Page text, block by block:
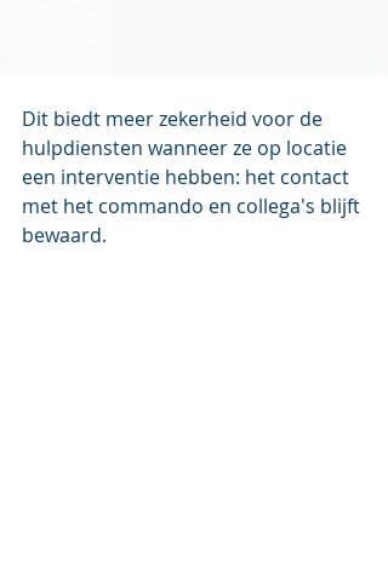
Dit biedt meer zekerheid voor de
hulpdiensten wanneer ze op locatie
een interventie hebben: het contact
met het commando en collega's blijft
bewaard.